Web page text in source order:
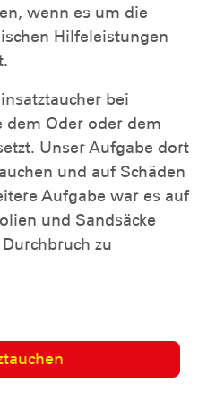
wenn es um die
Hilfeleistungen
bei
dem Oder oder dem
Unser Aufgabe dort
und auf Schäden
Aufgabe war es auf
und Sandsäcke
zu